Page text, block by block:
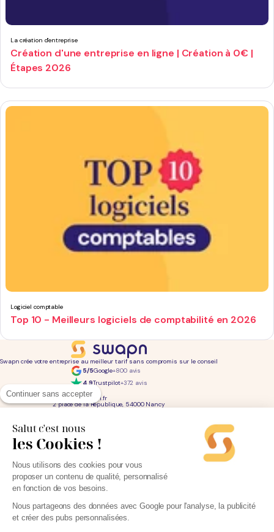
Continuer sans accepter
Salut c'est nous
les Cookies !
Nous utilisons des cookies pour vous
proposer un contenu de qualité, personnalisé
en fonction de vos besoins.
Nous partageons des données avec Google pour l'analyse, la publicité
et créer des pubs personnalisées.
La création d'entreprise
Création d'une entreprise en ligne | Création à 0€ |
Étapes 2026
Logiciel comptable
Top 10 - Meilleurs logiciels de comptabilité en 2026
Swapn crée votre entreprise au meilleur tarif sans compromis sur le conseil
5/5Google+800 avis
4,9Trustpilot+372 avis
01 76 31 04 86
bonjour@swapn.fr
2 place de la République, 54000 Nancy
Services
Comptabilité pas cher
Offres de comptabilité par métier
Offres de comptabilité par ville
Tarifs
Devis comptable gratuit
Liens utiles
Découvrez Swapn
Avis clients
Devenir partenaire
Engagements éthiques
L-Expert-Comptable.com
La news' des entrepreneurs
pour en savoir plus.